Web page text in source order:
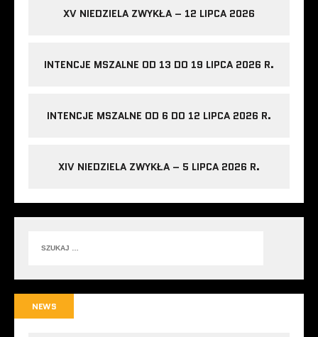
XV NIEDZIELA ZWYKŁA – 12 LIPCA 2026
INTENCJE MSZALNE OD 13 DO 19 LIPCA 2026 R.
INTENCJE MSZALNE OD 6 DO 12 LIPCA 2026 R.
XIV NIEDZIELA ZWYKŁA – 5 LIPCA 2026 R.
NEWS